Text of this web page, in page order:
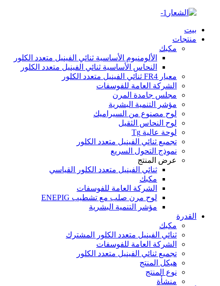
بيت
منتجات
مكبك
الألومنيوم الأساسية ثنائي الفينيل متعدد الكلور
النحاس الأساسية ثنائي الفينيل متعدد الكلور
معيار FR4 ثنائي الفينيل متعدد الكلور
الشركة العامة للفوسفات
مجلس جامدة المرن
مؤشر التنمية البشرية
لوح مصنوع من السيراميك
لوح النحاس الثقيل
لوحة عالية Tg
تجميع ثنائي الفينيل متعدد الكلور
نموذج التحول السريع
عرض المنتج
ثنائي الفينيل متعدد الكلور القياسي
مكبك
الشركة العامة للفوسفات
لوح مرن صلب مع تشطيب ENEPIG
مؤشر التنمية البشرية
القدرة
مكبك
ثنائي الفينيل متعدد الكلور المشترك
الشركة العامة للفوسفات
تجميع ثنائي الفينيل متعدد الكلور
هيكل المنتج
نوع المنتج
منشأة